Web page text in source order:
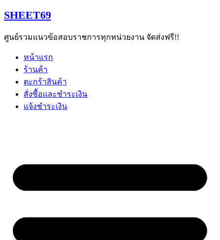
Skip
to
SHEET69
ศูนย์รวมแนวข้อสอบราชการทุกหน่วยงาน จัดส่งฟรี!!
หน้าแรก
ร้านค้า
ตะกร้าสินค้า
สั่งซื้อและชำระเงิน
แจ้งชำระเงิน